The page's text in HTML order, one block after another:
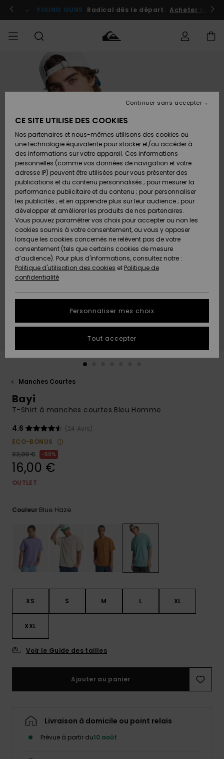
l'information
le
Se connecter / s'inscrire
YOUNG GUNS Radical dès le départ. Acheter
Vêtements
Chaussures
& Tongs
Surf
Snow
Nouveautés
A
Découvrir
Vêtements
Chaussures
& Tongs
Surf
Snow
Nouveautés
A
Découvrir
FEMME
Shop
A
Découvrir
Snow
SURF
Surf
Shop
Homme
Surf
Shop
Enfant
Highlights
Communauté
SNOW
Snow
Shop
Homme
Snow
Shop
Enfant
Snow
Shop
Femme
A
Découvrir
Communauté
OUTLET
Outlet
Homme
Enfant
Outlet
Femme
AIDE &
CONTACT
Accéder à
ma
commande
Retours
Paiement
Carte
Cadeau
Quiksilver
Freedom
Protection
des
tailles
conversation
obtenir la
à votre
Démarrer
formulaire
contact.
Consulter
MAGASINS
QUIKSILVER
Manches Courtes
Bayi
T-Shirt à manches courtes Bleu Homme
4.6
(24 Avis)
ECO-BONUS
32,00 €
50%
16,00 €
OUTLET
Couleur Blue Haze
XS S M L XL
XXL
Voir le Guide des tailles
Ajouter au panier
Livraison à domicile ou point relais
Prévue à partir du10 août
CE SITE UTILISE DES COOKIES
Nos partenaires et nous-mêmes utilisons des cookies ou
une technologie équivalente pour stocker et/ou accéder à
des informations sur votre appareil. Ces informations
personnelles (comme vos données de navigation et votre
adresse IP) peuvent être utilisées pour vous présenter des
publications et du contenu personnalisés ; pour mesurer la
performance publicitaire et du contenu ; pour personnaliser
les publicités ; et en apprendre plus sur leur audience ; pour
développer et améliorer les produits de nos partenaires.
Vous pouvez paramétrer vos choix pour accepter ou non les
cookies soumis à votre consentement, ou vous y opposer
lorsque les cookies concernés ne relèvent pas de votre
consentement (tels que certains cookies de mesure
d’audience). Pour plus d'informations, consultez notre :
Politique d'utilisation des cookies et Politique de
confidentialité
Personnaliser mes choix
Continuer sans accepter
Tout accepter